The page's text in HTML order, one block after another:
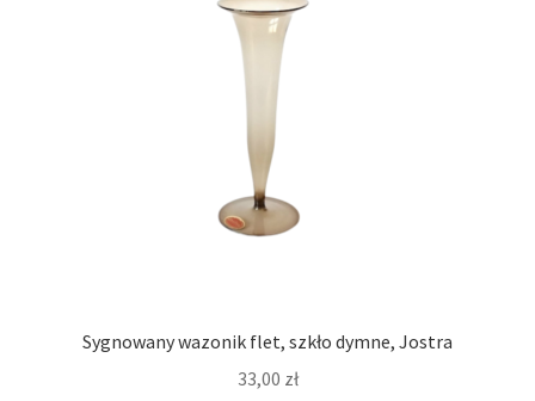
Sygnowany wazonik flet, szkło dymne, Jostra
33,00 zł